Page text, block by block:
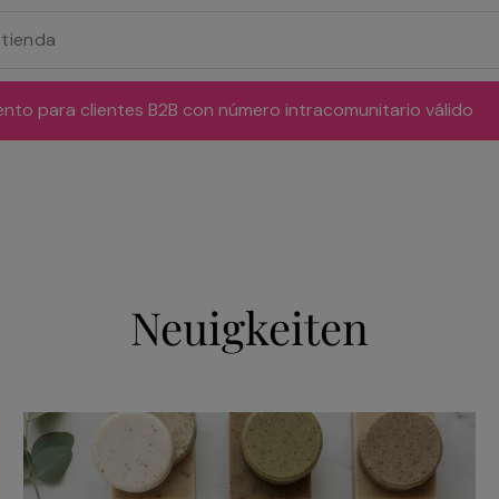
para clientes B2B con número intracomunitario válido
Neuigkeiten